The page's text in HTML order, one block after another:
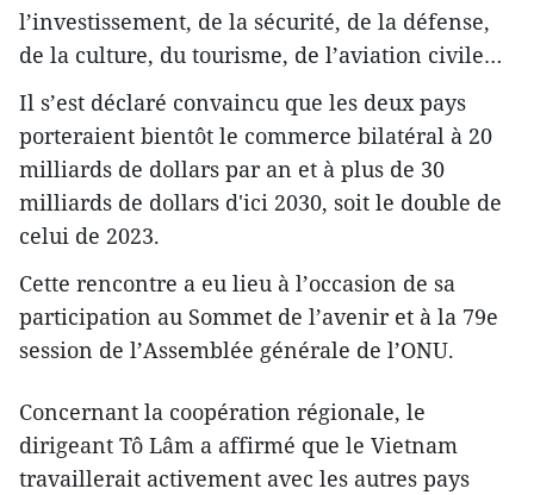
l’investissement, de la sécurité, de la défense,
de la culture, du tourisme, de l’aviation civile…
Il s’est déclaré convaincu que les deux pays
porteraient bientôt le commerce bilatéral à 20
milliards de dollars par an et à plus de 30
milliards de dollars d'ici 2030, soit le double de
celui de 2023.
Cette rencontre a eu lieu à l’occasion de sa
participation au Sommet de l’avenir et à la 79e
session de l’Assemblée générale de l’ONU.
Concernant la coopération régionale, le
dirigeant Tô Lâm a affirmé que le Vietnam
travaillerait activement avec les autres pays